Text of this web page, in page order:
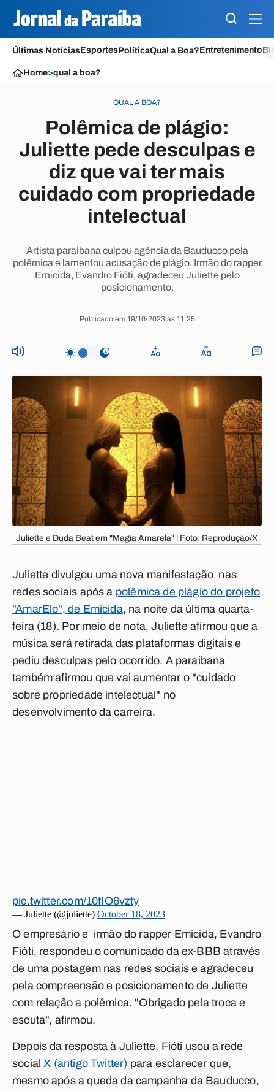
Últimas NotíciasEsportesPolíticaQual a Boa?Entretenimento
Home>qual a boa?
QUAL A BOA?
Polêmica de plágio:
Juliette pede desculpas e
diz que vai ter mais
cuidado com propriedade
intelectual
Artista paraibana culpou agência da Bauducco pela
polêmica e lamentou acusação de plágio. Irmão do rapper
Emicida, Evandro Fióti, agradeceu Juliette pelo
posicionamento.
Publicado em 19/10/2023 às 11:25
Juliette e Duda Beat em "Magia Amarela" | Foto: Reprodução/X
Juliette divulgou uma nova manifestação nas
redes sociais após a polêmica de plágio do projeto
"AmarElo", de Emicida, na noite da última quarta-
feira (18). Por meio de nota, Juliette afirmou que a
música será retirada das plataformas digitais e
pediu desculpas pelo ocorrido. A paraibana
também afirmou que vai aumentar o "cuidado
sobre propriedade intelectual" no
desenvolvimento da carreira.
pic.twitter.com/10fIO6vzty
— Juliette (@juliette) October 18, 2023
O empresário e irmão do rapper Emicida, Evandro
Fióti, respondeu o comunicado da ex-BBB através
de uma postagem nas redes sociais e agradeceu
pela compreensão e posicionamento de Juliette
com relação a polêmica. "Obrigado pela troca e
escuta", afirmou.
Depois da resposta à Juliette, Fióti usou a rede
socialX (antigo Twitter) para esclarecer que,
mesmo após a queda da campanha da Bauducco,